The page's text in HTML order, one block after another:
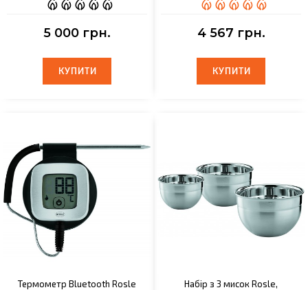
5 000 грн.
КУПИТИ
КУПИТИ
4 567 грн.
КУПИТИ
КУПИТИ
Термометр Bluetooth Rosle
Набір з 3 мисок Rosle,